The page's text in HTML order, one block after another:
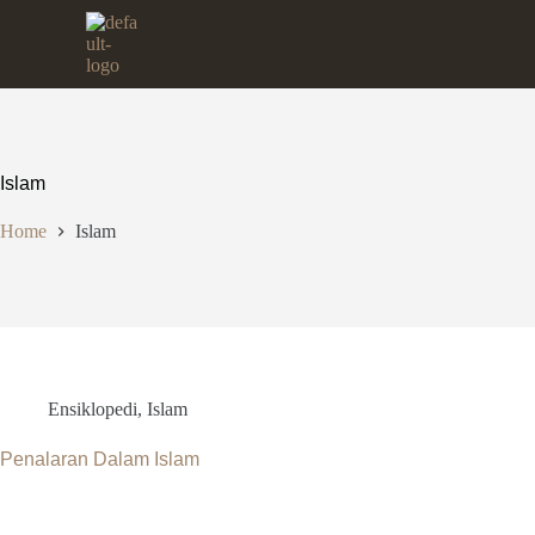
Islam
Home Islam
Ensiklopedi, Islam
Penalaran Dalam Islam